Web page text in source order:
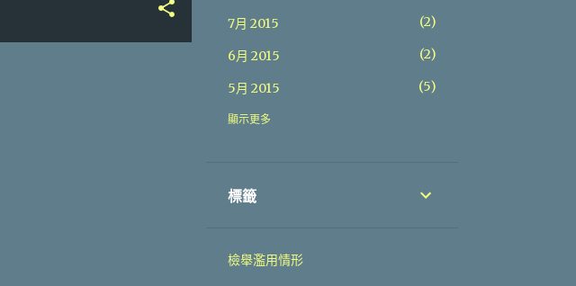
7月 2015 2
6月 2015 2
5月 2015 5
4月 2015
2月 2015
12月 2014
顯示更多
標籤
檢舉濫用情形